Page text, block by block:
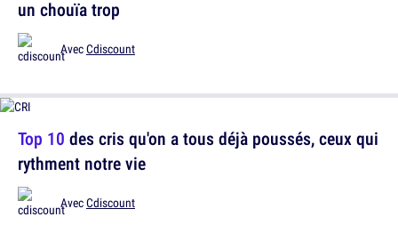
un chouïa trop
AvecCdiscount
Top 10 des cris qu'on a tous déjà poussés, ceux qui
rythment notre vie
AvecCdiscount